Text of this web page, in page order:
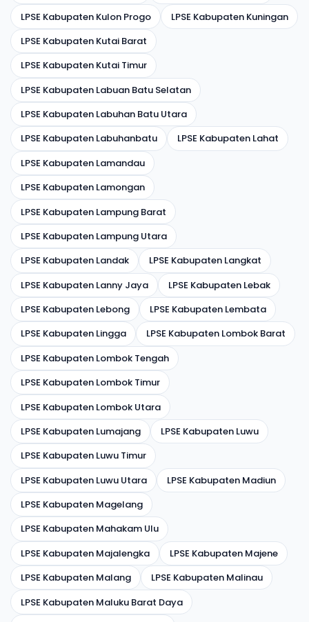
LPSE Kabupaten Kulon Progo
LPSE Kabupaten Kuningan
LPSE Kabupaten Kutai Barat
LPSE Kabupaten Kutai Timur
LPSE Kabupaten Labuan Batu Selatan
LPSE Kabupaten Labuhan Batu Utara
LPSE Kabupaten Labuhanbatu
LPSE Kabupaten Lahat
LPSE Kabupaten Lamandau
LPSE Kabupaten Lamongan
LPSE Kabupaten Lampung Barat
LPSE Kabupaten Lampung Utara
LPSE Kabupaten Landak
LPSE Kabupaten Langkat
LPSE Kabupaten Lanny Jaya
LPSE Kabupaten Lebak
LPSE Kabupaten Lebong
LPSE Kabupaten Lembata
LPSE Kabupaten Lingga
LPSE Kabupaten Lombok Barat
LPSE Kabupaten Lombok Tengah
LPSE Kabupaten Lombok Timur
LPSE Kabupaten Lombok Utara
LPSE Kabupaten Lumajang
LPSE Kabupaten Luwu
LPSE Kabupaten Luwu Timur
LPSE Kabupaten Luwu Utara
LPSE Kabupaten Madiun
LPSE Kabupaten Magelang
LPSE Kabupaten Mahakam Ulu
LPSE Kabupaten Majalengka
LPSE Kabupaten Majene
LPSE Kabupaten Malang
LPSE Kabupaten Malinau
LPSE Kabupaten Maluku Barat Daya